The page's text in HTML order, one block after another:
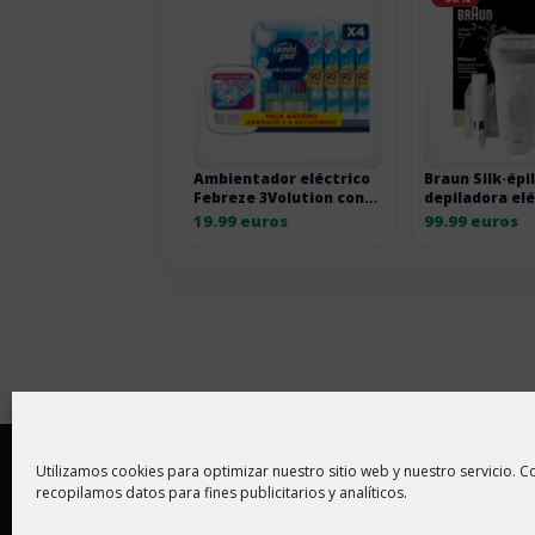
Utilizamos cookies para optimizar nuestro sitio web y nuestro servicio.
recopilamos datos para fines publicitarios y analíticos.
Ambientador eléctrico
Febreze 3Volution con
recambios
19.99 euros
Braun Silk·épil
depiladora
cabezal de
99.99 euros
En ChollitosChollazos.com participamos en